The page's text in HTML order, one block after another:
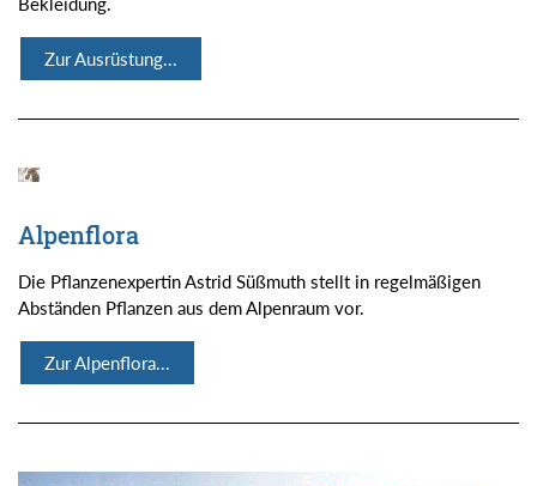
Zur Ausrüstung...
Alpenflora
Die Pflanzenexpertin Astrid Süßmuth stellt in regelmäßigen
Abständen Pflanzen aus dem Alpenraum vor.
Zur Alpenflora...